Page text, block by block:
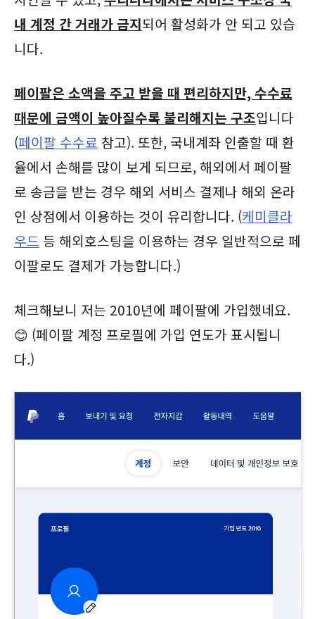
내 계정 간 거래가 금지되어 활성화가 안 되고 있습
니다.
페이팔은 소액을 주고 받을 때 편리하지만, 수수료
때문에 금액이 높아질수록 불리해지는 구조입니다
(페이팔 수수료 참고). 또한, 국내계좌 인출할 때 환
율에서 손해를 많이 보게 되므로, 해외에서 페이팔
로 송금을 받는 경우 해외 서비스 결제나 해외 온라
인 상점에서 이용하는 것이 유리합니다. (케미클라
우드 등 해외호스팅을 이용하는 경우 일반적으로 페
이팔로도 결제가 가능합니다.)
체크해보니 저는 2010년에 페이팔에 가입했네요.
😊 (페이팔 계정 프로필에 가입 연도가 표시됩니
다.)